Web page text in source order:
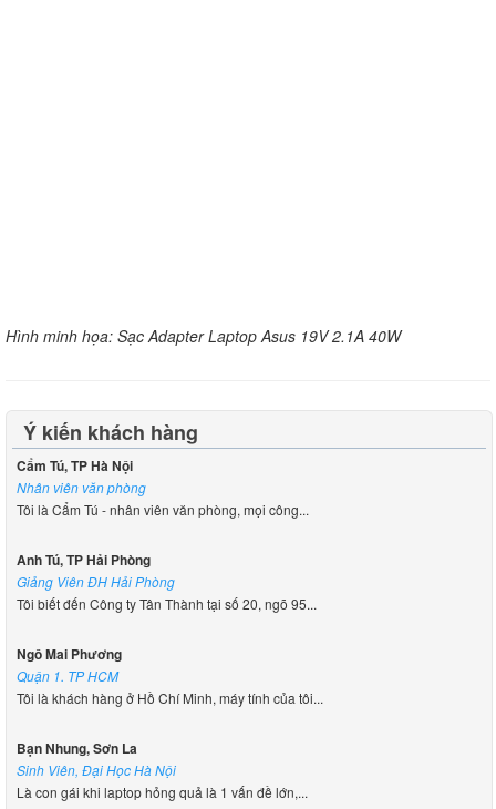
Hình minh họa: Sạc Adapter Laptop Asus 19V 2.1A 40W
Ý kiến khách hàng
Cẩm Tú, TP Hà Nội
Nhân viên văn phòng
Tôi là Cẩm Tú - nhân viên văn phòng, mọi công...
Anh Tú, TP Hải Phòng
Giảng Viên ĐH Hải Phòng
Tôi biết đến Công ty Tân Thành tại số 20, ngõ 95...
Ngô Mai Phương
Quận 1. TP HCM
Tôi là khách hàng ở Hồ Chí Minh, máy tính của tôi...
Bạn Nhung, Sơn La
Sinh Viên, Đại Học Hà Nội
Là con gái khi laptop hỏng quả là 1 vấn đề lớn,...